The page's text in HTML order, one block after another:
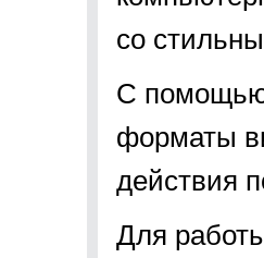
со
С
форматы
действия
Для